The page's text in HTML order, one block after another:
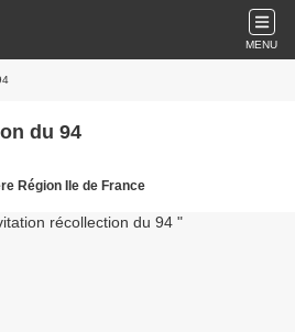
MENU
du 94
Région Ile de France